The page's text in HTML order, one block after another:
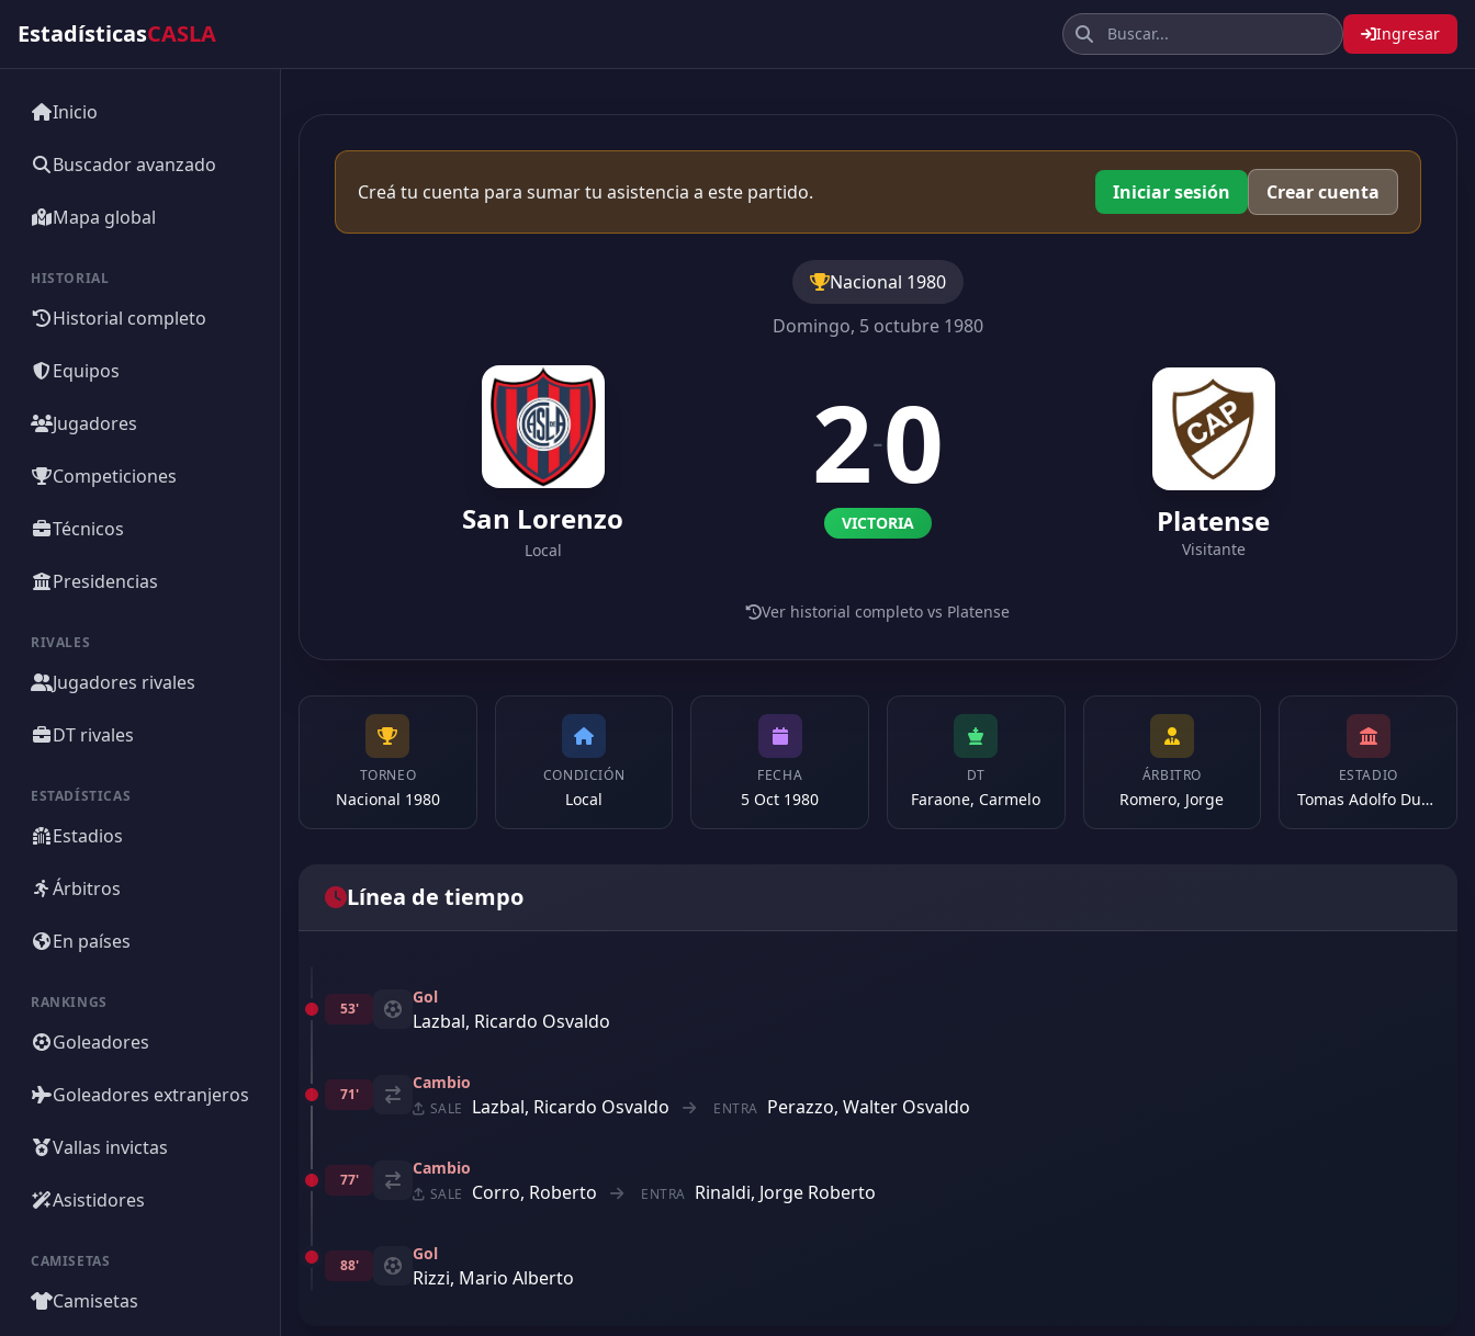
EstadísticasCASLA Ingresar
Inicio
Buscador avanzado
Mapa global
HISTORIAL
Historial completo
Equipos
Jugadores
Competiciones
Técnicos
Presidencias
RIVALES
Jugadores rivales
DT rivales
ESTADÍSTICAS
Estadios
Árbitros
En países
RANKINGS
Goleadores
Goleadores extranjeros
Vallas invictas
Asistidores
CAMISETAS
Camisetas
Creá tu cuenta para sumar tu asistencia a este partido. Iniciar sesión Crear cuenta
Nacional 1980
Domingo, 5 octubre 1980
San Lorenzo
Local
2-0
VICTORIA Platense
Visitante
Ver historial completo vs Platense
TORNEO
Nacional 1980
CONDICIÓN
Local
FECHA
5 Oct 1980
DT
Faraone, Carmelo
ÁRBITRO
Romero, Jorge
ESTADIO
Tomas Adolfo Duco (Argentina)
Línea de tiempo
53'
Gol
Lazbal, Ricardo Osvaldo
71'
Cambio
SALE Lazbal, Ricardo Osvaldo ENTRA Perazzo, Walter Osvaldo
77'
Cambio
SALE Corro, Roberto ENTRA Rinaldi, Jorge Roberto
88'
Gol
Rizzi, Mario Alberto